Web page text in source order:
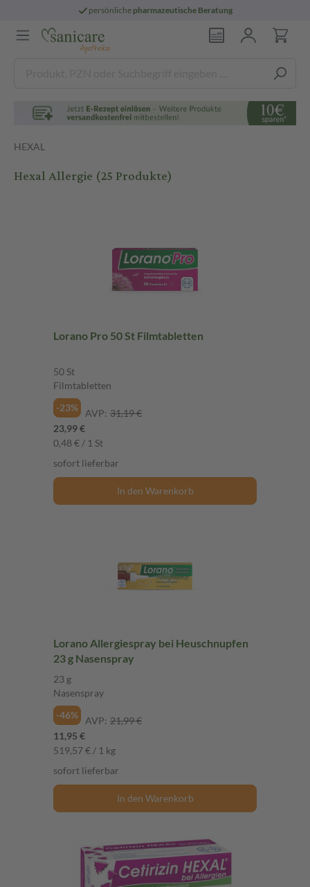
persönliche pharmazeutische Beratung
HEXAL
Hexal Allergie (25 Produkte)
Lorano Pro 50 St Filmtabletten
50 St
Filmtabletten
-23%
AVP: 31,19 €
23,99 €
0,48 € / 1 St
sofort lieferbar
In den Warenkorb
Lorano Allergiespray bei Heuschnupfen
23 g Nasenspray
23 g
Nasenspray
-46%
AVP: 21,99 €
11,95 €
519,57 € / 1 kg
sofort lieferbar
In den Warenkorb